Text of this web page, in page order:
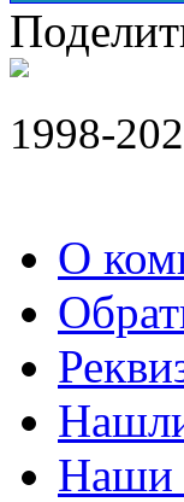
1998-
О
Наши